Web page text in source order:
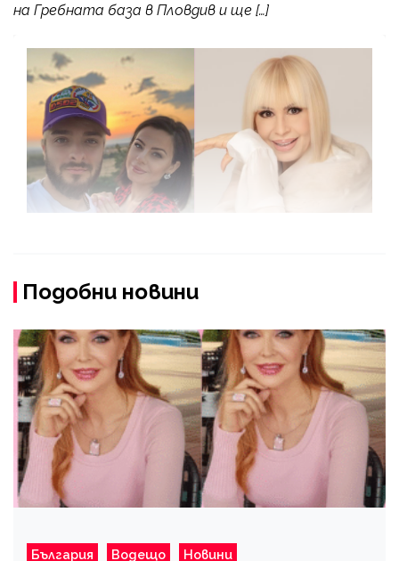
на Гребната база в Пловдив и ще […]
Подобни новини
България Водещо Новини